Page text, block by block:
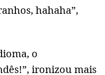
hahaha”,
o
ironizou mais